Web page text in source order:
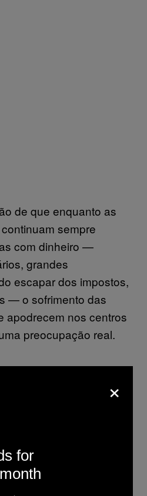
de que enquanto as
sempre
com dinheiro —
grandes
escapar dos impostos,
— o sofrimento das
apodrecem nos centros
preocupação real.
Colnbrook.
Action)
pelos
também foi
do comitê da
×
for